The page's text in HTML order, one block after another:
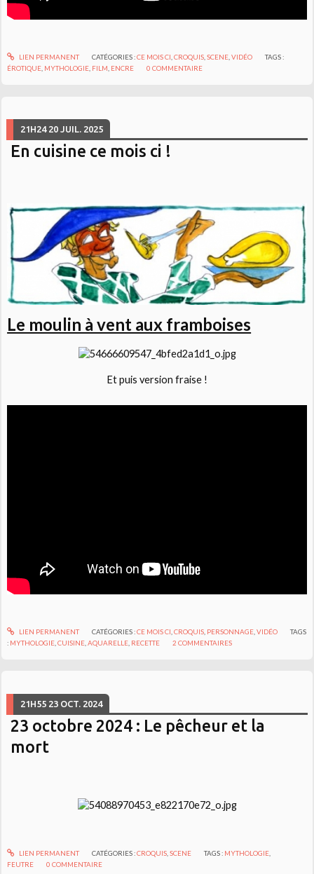
LIEN PERMANENT CATÉGORIES :CE MOIS CI CROQUIS, SCENE, VIDÉO
TAGS :
ÉROTIQUE MYTHOLOGIE FILM ENCRE 0 COMMENTAIRE
21H24 20 JUIL. 2025
En cuisine ce mois ci !
Le moulin à vent aux framboises
Et puis version fraise !
LIEN PERMANENT CATÉGORIES :CE MOIS CI CROQUIS, PERSONNAGE, VIDÉO
TAGS
: MYTHOLOGIE ,CUISINE ,AQUARELLE RECETTE 2 COMMENTAIRES
21H55 23 OCT. 2024
23 octobre 2024 : Le pêcheur et la
mort
LIEN PERMANENT CATÉGORIES :CROQUIS, SCENE TAGS : MYTHOLOGIE
FEUTRE
0 COMMENTAIRE